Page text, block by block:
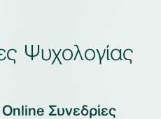
Ψυχολογίας
Online Συνεδρίες